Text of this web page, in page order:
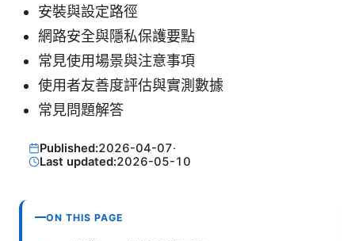
安裝與設定路徑
網路安全與隱私保護要點
常見使用場景與注意事項
使用者友善度評估與實測數據
常見問題解答
Published:2026-04-07·
Last updated:2026-05-10
ON THIS PAGE